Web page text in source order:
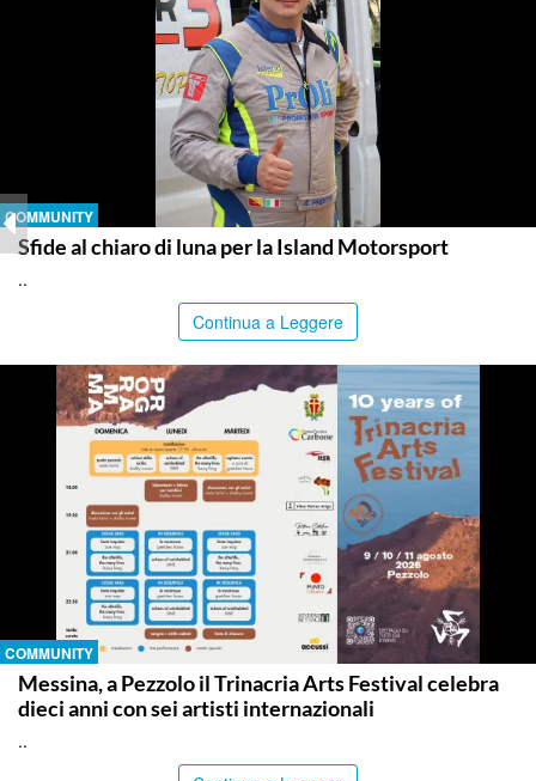
COMMUNITY
Sfide al chiaro di luna per la Island Motorsport
..
Continua a Leggere
COMMUNITY
Messina, a Pezzolo il Trinacria Arts Festival celebra
dieci anni con sei artisti internazionali
..